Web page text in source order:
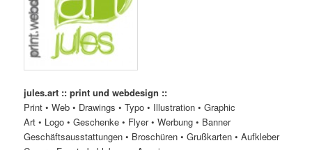
jules.art :: print und webdesign ::
Print • Web • Drawings • Typo • Illustration • Graphic
Art • Logo • Geschenke • Flyer • Werbung • Banner
Geschäftsausstattungen • Broschüren • Grußkarten • Aufkleber